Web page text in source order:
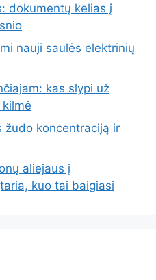
dokumentų kelias į
nauji saulės elektrinių
kas slypi už
žudo koncentraciją ir
aliejaus į
kuo tai baigiasi